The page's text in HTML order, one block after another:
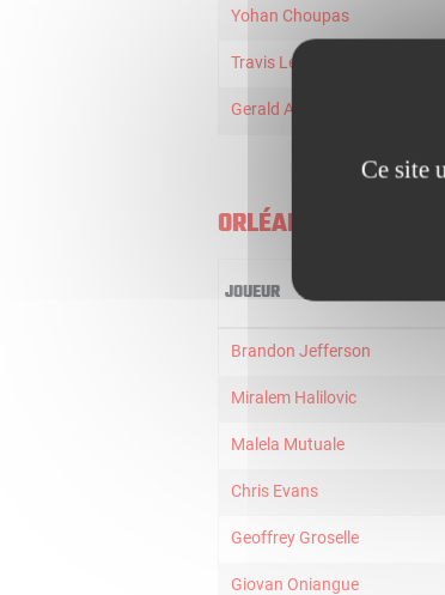
Yohan Choupas
Travis Leslie
Gerald AYAYI
ORLÉANS
JOUEUR
Brandon Jefferson
Miralem Halilovic
Malela Mutuale
Chris Evans
Geoffrey Groselle
Giovan Oniangue
Ce site